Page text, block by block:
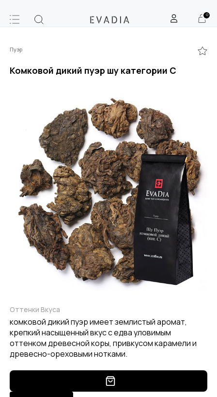
0
Пуэр
Комковой дикий пуэр шу категории С
Оттенки Вкуса
комковой дикий пуэр имеет землистый аромат,
крепкий насыщенный вкус с едва уловимым
оттенком древесной коры, привкусом карамели и
древесно-ореховыми нотками.